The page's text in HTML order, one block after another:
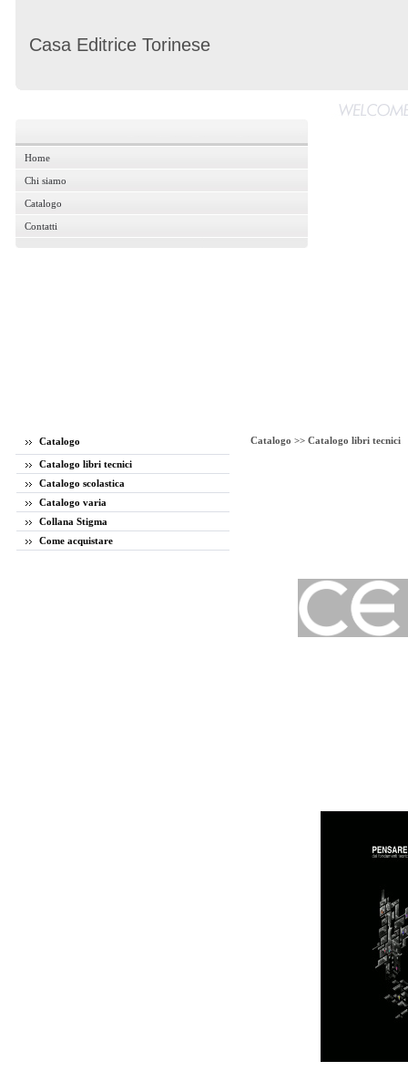
Casa Editrice Torinese
Catalogo
Catalogo libri tecnici
Catalogo scolastica
Catalogo varia
Collana Stigma
Come acquistare
Catalogo >> Catalogo libri tecnici
Home
Chi siamo
Catalogo
Contatti